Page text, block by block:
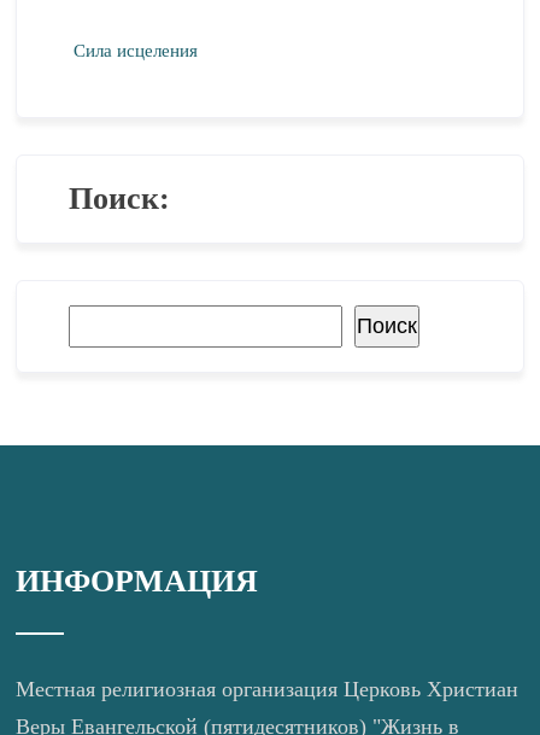
Сила исцеления
Поиск:
Поиск
ИНФОРМАЦИЯ
Местная религиозная организация Церковь Христиан
Веры Евангельской (пятидесятников) "Жизнь в